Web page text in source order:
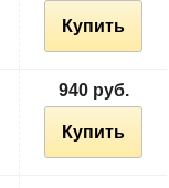
Купить
940 руб.
Купить